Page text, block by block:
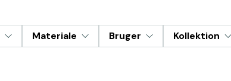
Materiale Bruger Kollektion